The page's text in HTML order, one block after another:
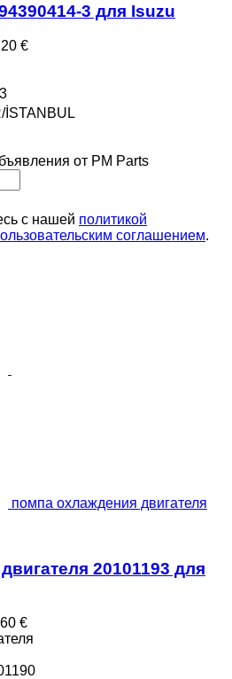
3 для Isuzu
€
İSTANBUL
от PM Parts
с нашей политикой
соглашением.
помпа охлаждения двигателя
20101193 для
€